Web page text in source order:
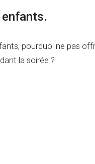
pourquoi ne pas
la soirée ?